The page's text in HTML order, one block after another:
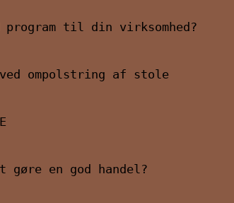
program til din virksomhed?
ompolstring af stole
gøre en god handel?